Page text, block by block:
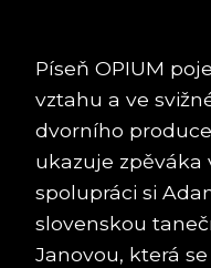
Píseň OPIUM
vztahu a ve
dvorního
ukazuje zpěváka
spolupráci si
slovenskou
Janovou, která